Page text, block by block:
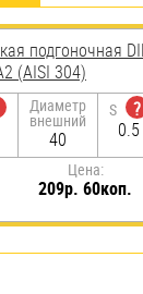
подгоночная
(AISI 304)
Диаметр
внешний
40
S
?
0.5
Цена:
209р. 60коп.